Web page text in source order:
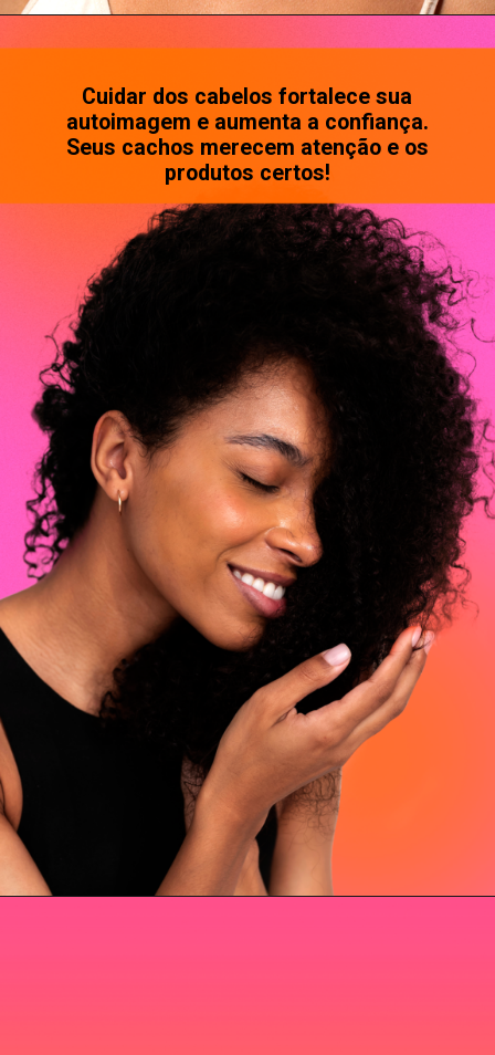
Cuidar dos cabelos fortalece sua
autoimagem e aumenta a confiança.
Seus cachos merecem atenção e os
produtos certos!